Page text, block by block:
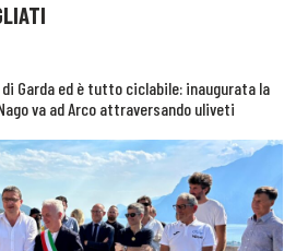
di Garda ed è tutto ciclabile: inaugurata la
va ad Arco attraversando uliveti